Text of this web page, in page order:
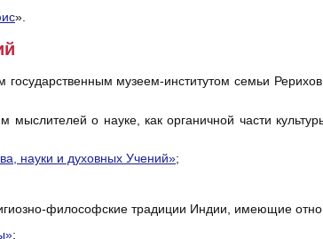
».
государственным музеем-институтом семьи
о науке, как органичной части
науки и духовных Учений»;
философские традиции Индии, имеющие
;